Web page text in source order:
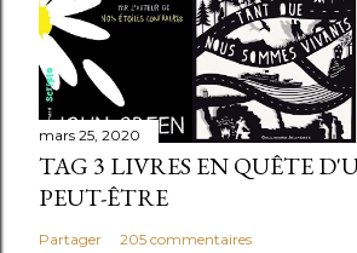
mars 25, 2020
TAG 3 LIVRES EN QUÊTE
PEUT-ÊTRE
Partager 205 commentaires